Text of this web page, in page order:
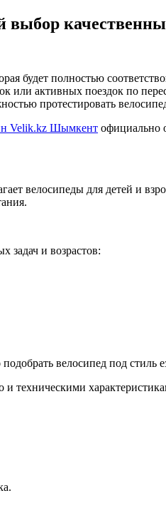
будет полностью
или активных поездок по
протестировать
Velik.kz Шымкент официально
велосипеды для детей и
задач и возрастов:
велосипед под стиль